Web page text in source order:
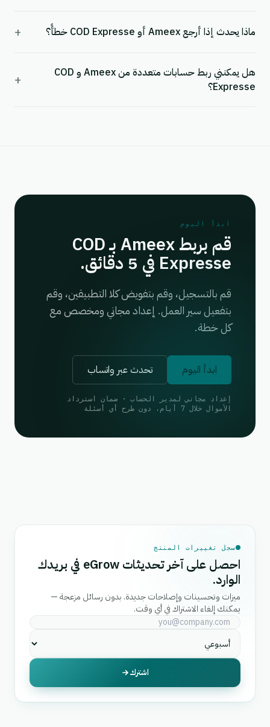
ماذا يحدث إذا أرجع Ameex أو COD Expresse خطأً؟ +
هل يمكنني ربط حسابات متعددة من Ameex و COD
Expresse؟
+
ابدأ اليوم
قم بربط Ameex بـ COD
Expresse في 5 دقائق.
قم بالتسجيل، وقم بتفويض كلا التطبيقين، وقم
بتفعيل سير العمل. إعداد مجاني ومخصص مع
كل خطة.
ابدأ اليوم تحدث عبر واتساب
إعداد مجاني لمدير الحساب · ضمان استرداد
الأموال خلال 7 أيام، دون طرح أي أسئلة
سجل تغييرات المنتج
احصل على آخر تحديثات eGrow في بريدك
الوارد.
ميزات وتحسينات وإصلاحات جديدة. بدون رسائل مزعجة —
يمكنك إلغاء الاشتراك في أي وقت.
اشترك